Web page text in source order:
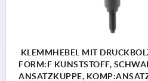
KLEMMHEBEL MIT
FORM:F KUNSTSTOFF,
ANSATZKUPPE,